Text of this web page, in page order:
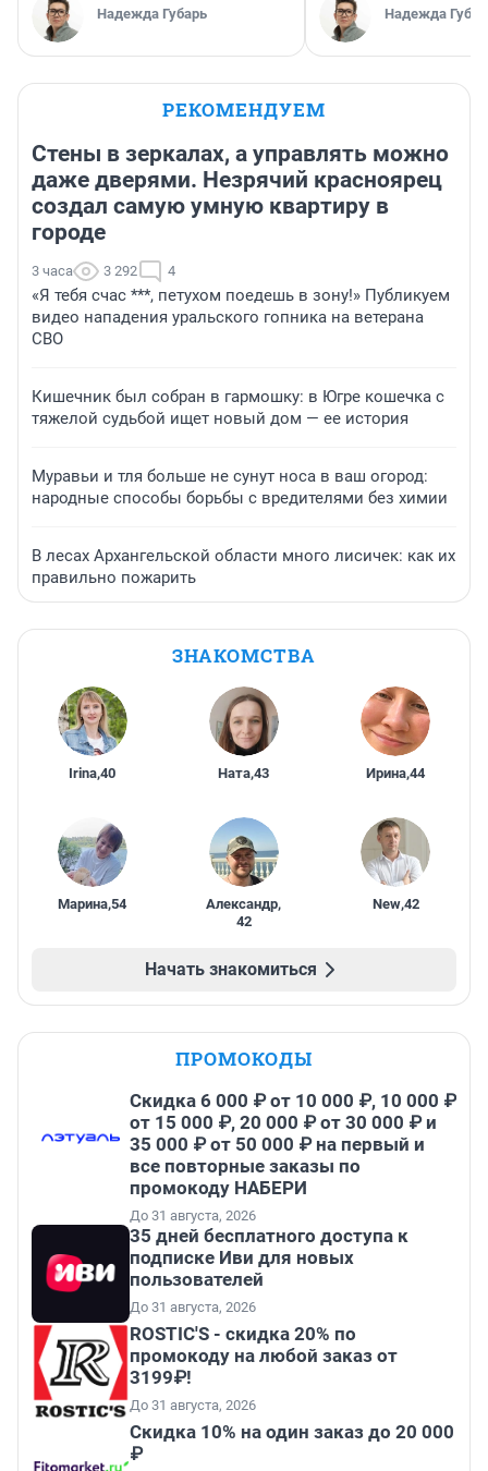
Надежда Губарь Надежда
РЕКОМЕНДУЕМ
Стены в зеркалах, а управлять можно
даже дверями. Незрячий красноярец
создал самую умную квартиру в
городе
3 часа 3 292 4
«Я тебя счас ***, петухом поедешь в зону!» Публикуем
видео нападения уральского гопника на ветерана
СВО
Кишечник был собран в гармошку: в Югре кошечка с
тяжелой судьбой ищет новый дом — ее история
Муравьи и тля больше не сунут носа в ваш огород:
народные способы борьбы с вредителями без химии
В лесах Архангельской области много лисичек: как их
правильно пожарить
ЗНАКОМСТВА
Irina,40 Ната,43 Ирина,44
Марина,54 Александр,
42
New,42
Начать знакомиться
ПРОМОКОДЫ
Скидка 6 000 ₽ от 10 000 ₽, 10 000 ₽
от 15 000 ₽, 20 000 ₽ от 30 000 ₽ и
35 000 ₽ от 50 000 ₽ на первый и
все повторные заказы по
промокоду НАБЕРИ
До 31 августа, 2026
35 дней бесплатного доступа к
подписке Иви для новых
пользователей
До 31 августа, 2026
ROSTIC'S - скидка 20% по
промокоду на любой заказ от
3199₽!
До 31 августа, 2026
Скидка 10% на один заказ до 20 000
₽